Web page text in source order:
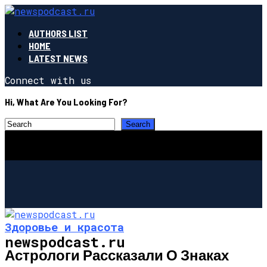
AUTHORS LIST
HOME
LATEST NEWS
Connect with us
Hi, What Are You Looking For?
newspodcast.ru
Здоровье и красота
Астрологи Рассказали О Знаках